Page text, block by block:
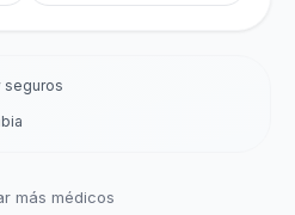
seguros
más médicos